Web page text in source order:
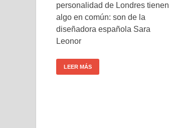
personalidad de Londres tienen
algo en común: son de la
diseñadora española Sara
Leonor
LEER MÁS